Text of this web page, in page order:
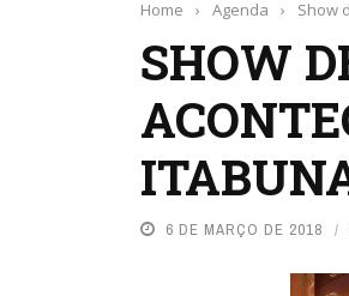
Home › Agenda › Show
SHOW
6 DE MARÇO DE 2018